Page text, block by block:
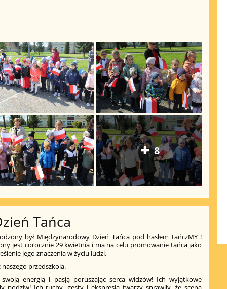
8
Tańca
był Międzynarodowy Dzień Tańca pod hasłem tańczMY !
jest corocznie 29 kwietnia i ma na celu promowanie tańca jako
jego znaczenia w życiu ludzi.
naszego przedszkola.
swoją energią i pasją poruszając serca widzów! Ich wyjątkowe